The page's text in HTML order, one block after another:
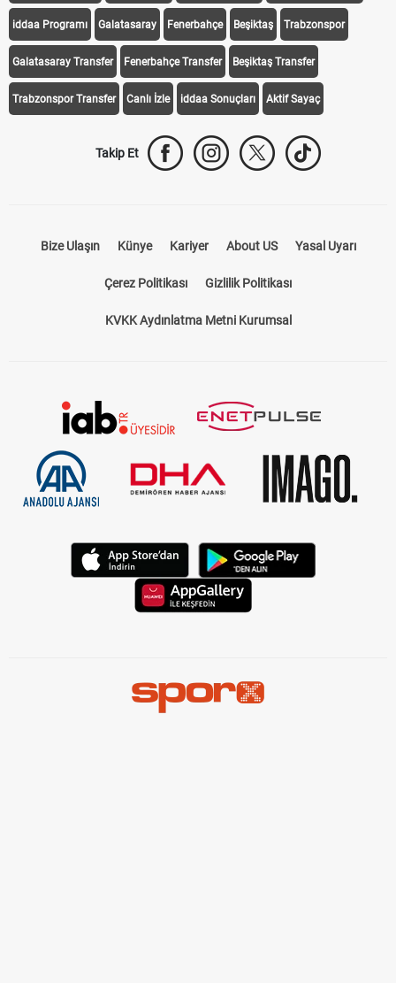
iddaa Programı Galatasaray Fenerbahçe Beşiktaş Trabzonspor
Galatasaray Transfer Fenerbahçe Transfer Beşiktaş Transfer
Trabzonspor Transfer Canlı İzle iddaa Sonuçları Aktif Sayaç
Takip Et
Bize Ulaşın Künye Kariyer About US Yasal Uyarı
Çerez Politikası Gizlilik Politikası
KVKK Aydınlatma Metni Kurumsal